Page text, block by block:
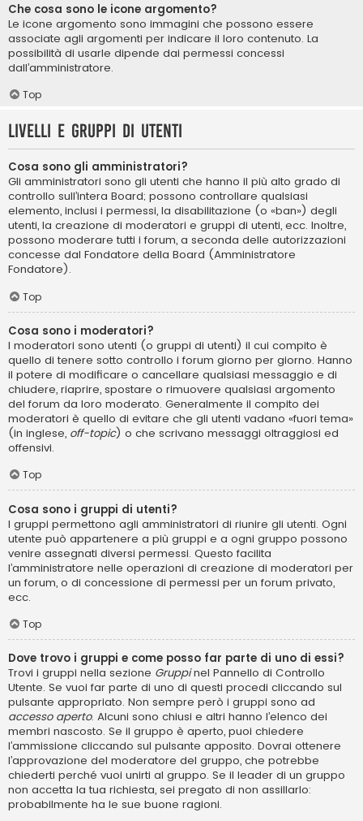
Che cosa sono le icone argomento?
Le icone argomento sono immagini che possono essere
associate agli argomenti per indicare il loro contenuto. La
possibilità di usarle dipende dai permessi concessi
dall’amministratore.
Top
Livelli e gruppi di utenti
Cosa sono gli amministratori?
Gli amministratori sono gli utenti che hanno il più alto grado di
controllo sull’intera Board; possono controllare qualsiasi
elemento, inclusi i permessi, la disabilitazione (o «ban») degli
utenti, la creazione di moderatori e gruppi di utenti, ecc. Inoltre,
possono moderare tutti i forum, a seconda delle autorizzazioni
concesse dal Fondatore della Board (Amministratore
Fondatore).
Top
Cosa sono i moderatori?
I moderatori sono utenti (o gruppi di utenti) il cui compito è
quello di tenere sotto controllo i forum giorno per giorno. Hanno
il potere di modificare o cancellare qualsiasi messaggio e di
chiudere, riaprire, spostare o rimuovere qualsiasi argomento
del forum da loro moderato. Generalmente il compito dei
moderatori è quello di evitare che gli utenti vadano «fuori tema»
(in inglese, off-topic) o che scrivano messaggi oltraggiosi ed
offensivi.
Top
Cosa sono i gruppi di utenti?
I gruppi permettono agli amministratori di riunire gli utenti. Ogni
utente può appartenere a più gruppi e a ogni gruppo possono
venire assegnati diversi permessi. Questo facilita
l’amministratore nelle operazioni di creazione di moderatori per
un forum, o di concessione di permessi per un forum privato,
ecc.
Top
Dove trovo i gruppi e come posso far parte di uno di essi?
Trovi i gruppi nella sezione Gruppinel Pannello di Controllo
Utente. Se vuoi far parte di uno di questi procedi cliccando sul
pulsante appropriato. Non sempre però i gruppi sono ad
accesso aperto. Alcuni sono chiusi e altri hanno l’elenco dei
membri nascosto. Se il gruppo è aperto, puoi chiedere
l’ammissione cliccando sul pulsante apposito. Dovrai ottenere
l’approvazione del moderatore del gruppo, che potrebbe
chiederti perché vuoi unirti al gruppo. Se il leader di un gruppo
non accetta la tua richiesta, sei pregato di non assillarlo:
probabilmente ha le sue buone ragioni.